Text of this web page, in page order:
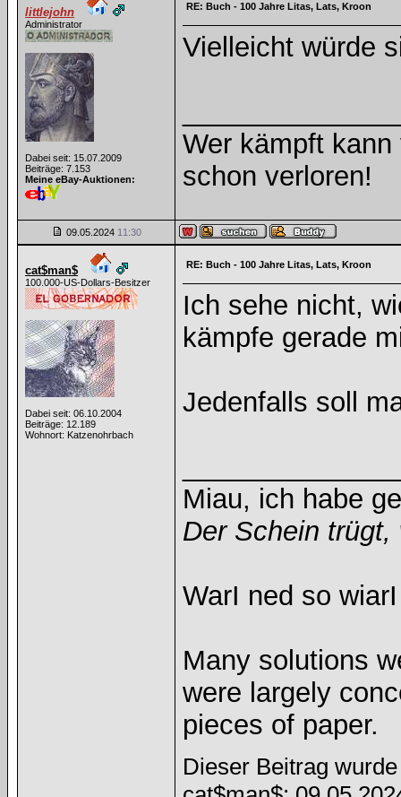
littlejohn
Administrator
Dabei seit: 15.07.2009
Beiträge: 7.153
Meine eBay-Auktionen:
RE: Buch - 100 Jahre Litas, Lats, Kroon
Vielleicht würde
Wer kämpft
schon verloren!
09.05.2024 11:30
cat$man$
100.000-US-Dollars-Besitzer
Dabei seit: 06.10.2004
Beiträge: 12.189
Wohnort: Katzenohrbach
RE: Buch - 100 Jahre Litas, Lats, Kroon
Ich sehe nicht,
kämpfe gerade
Jedenfalls soll
Miau, ich habe
Der Schein
WarI ned so
Many solutions
were largely
pieces of paper.
Dieser Beitrag